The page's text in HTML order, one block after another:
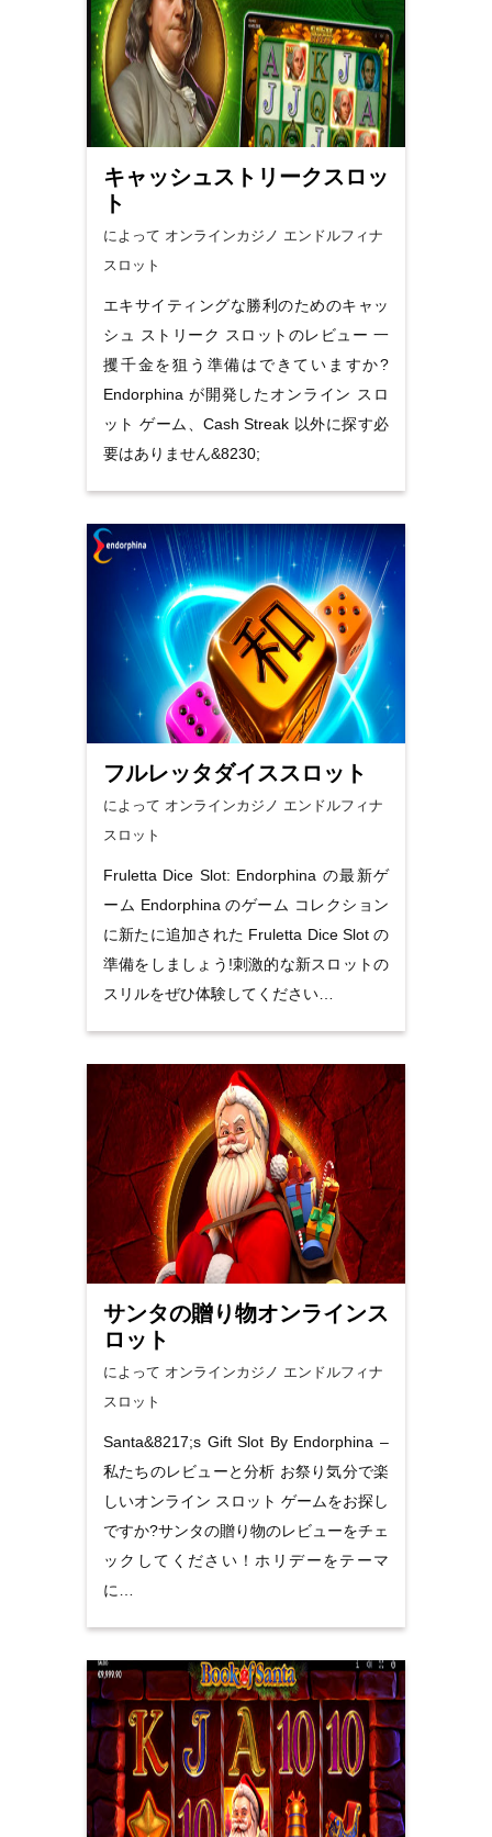
キャッシュストリークスロッ
ト
によって オンラインカジノ エンドルフィナ
スロット
エキサイティングな勝利のためのキャッ
シュ ストリーク スロットのレビュー 一
攫千金を狙う準備はできていますか?
Endorphina が開発したオンライン スロ
ット ゲーム、Cash Streak 以外に探す必
要はありません&8230;
フルレッタダイススロット
によって オンラインカジノ エンドルフィナ
スロット
Fruletta Dice Slot: Endorphina の最新ゲ
ーム Endorphina のゲーム コレクション
に新たに追加された Fruletta Dice Slot の
準備をしましょう!刺激的な新スロットの
スリルをぜひ体験してください…
サンタの贈り物オンラインス
ロット
によって オンラインカジノ エンドルフィナ
スロット
Santa&8217;s Gift Slot By Endorphina –
私たちのレビューと分析 お祭り気分で楽
しいオンライン スロット ゲームをお探し
ですか?サンタの贈り物のレビューをチェ
ックしてください！ホリデーをテーマ
に…